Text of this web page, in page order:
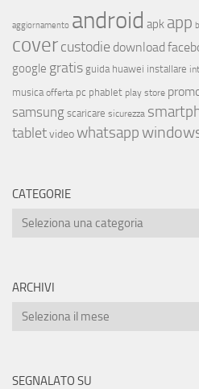
aggiornamento android apk app
covercustodie download
google gratis guida huawei installare
musica offerta pc phablet play store
samsungscaricare sicurezza
tabletvideowhatsapp
CATEGORIE
ARCHIVI
SEGNALATO SU